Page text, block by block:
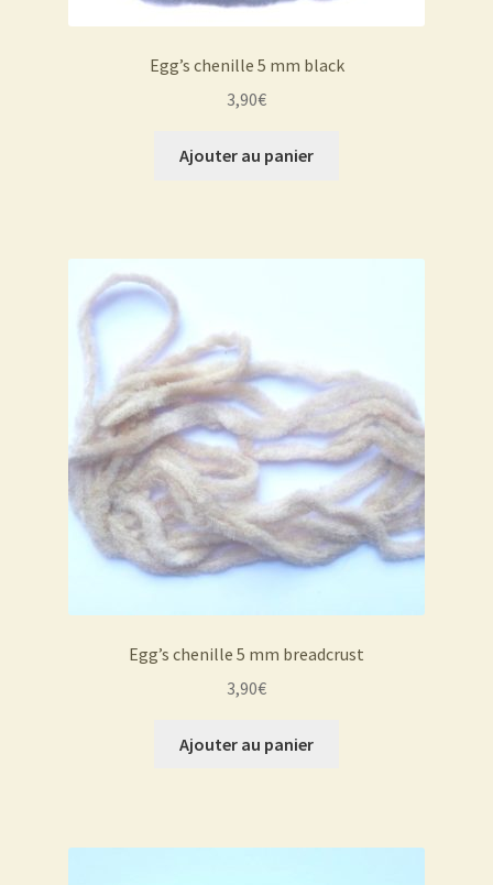
Egg’s chenille 5 mm black
3,90€
Ajouter au panier
Egg’s chenille 5 mm breadcrust
3,90€
Ajouter au panier